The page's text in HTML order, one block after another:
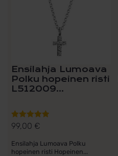
Ensilahja Lumoava
Polku hopeinen risti
L512009...
Arvostelu
5.00/ 5
99,00 €
Ensilahja Lumoava Polku
hopeinen risti Hopeinen...